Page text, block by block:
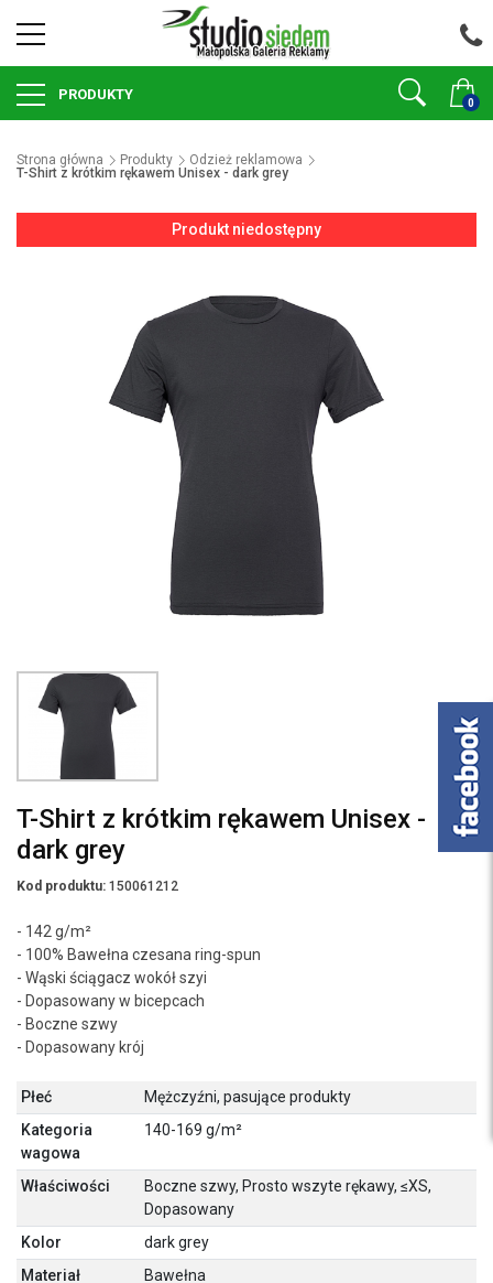
0
PRODUKTY
Strona główna Produkty
Odzież reklamowa
T-Shirt z krótkim rękawem Unisex - dark grey
Produkt niedostępny
T-Shirt z krótkim rękawem Unisex -
dark grey
Kod produktu: 150061212
- 142 g/m²
- 100% Bawełna czesana ring-spun
- Wąski ściągacz wokół szyi
- Dopasowany w bicepcach
- Boczne szwy
- Dopasowany krój
Płeć
Mężczyźni, pasujące produkty
Kategoria
wagowa
140-169 g/m²
Właściwości
Boczne szwy, Prosto wszyte rękawy, ≤XS,
Dopasowany
Kolor
dark grey
Materiał
Bawełna